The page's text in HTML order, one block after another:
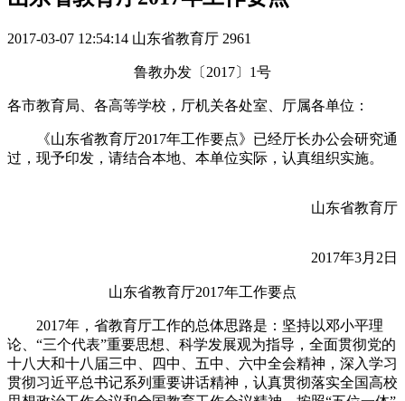
2017-03-07 12:54:14 山东省教育厅 2961
鲁教办发〔2017〕1号
各市教育局、各高等学校，厅机关各处室、厅属各单位：
《山东省教育厅2017年工作要点》已经厅长办公会研究通
过，现予印发，请结合本地、本单位实际，认真组织实施。
山东省教育厅
2017年3月2日
山东省教育厅2017年工作要点
2017年，省教育厅工作的总体思路是：坚持以邓小平理
论、“三个代表”重要思想、科学发展观为指导，全面贯彻党的
十八大和十八届三中、四中、五中、六中全会精神，深入学习
贯彻习近平总书记系列重要讲话精神，认真贯彻落实全国高校